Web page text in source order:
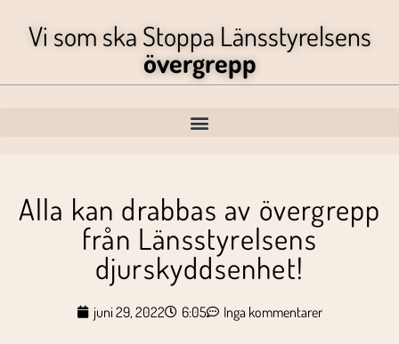
Vi som ska Stoppa Länsstyrelsens
övergrepp
Alla kan drabbas av övergrepp
från Länsstyrelsens
djurskyddsenhet!
juni 29, 2022 6:05 Inga kommentarer